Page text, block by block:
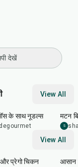
देखें
View All
के साथ नूडल्स मटन
S
View All
प्रेगो चिकन
आसान